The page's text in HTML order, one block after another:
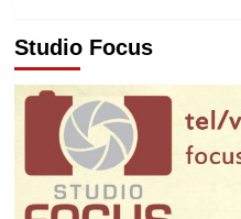
Studio Focus